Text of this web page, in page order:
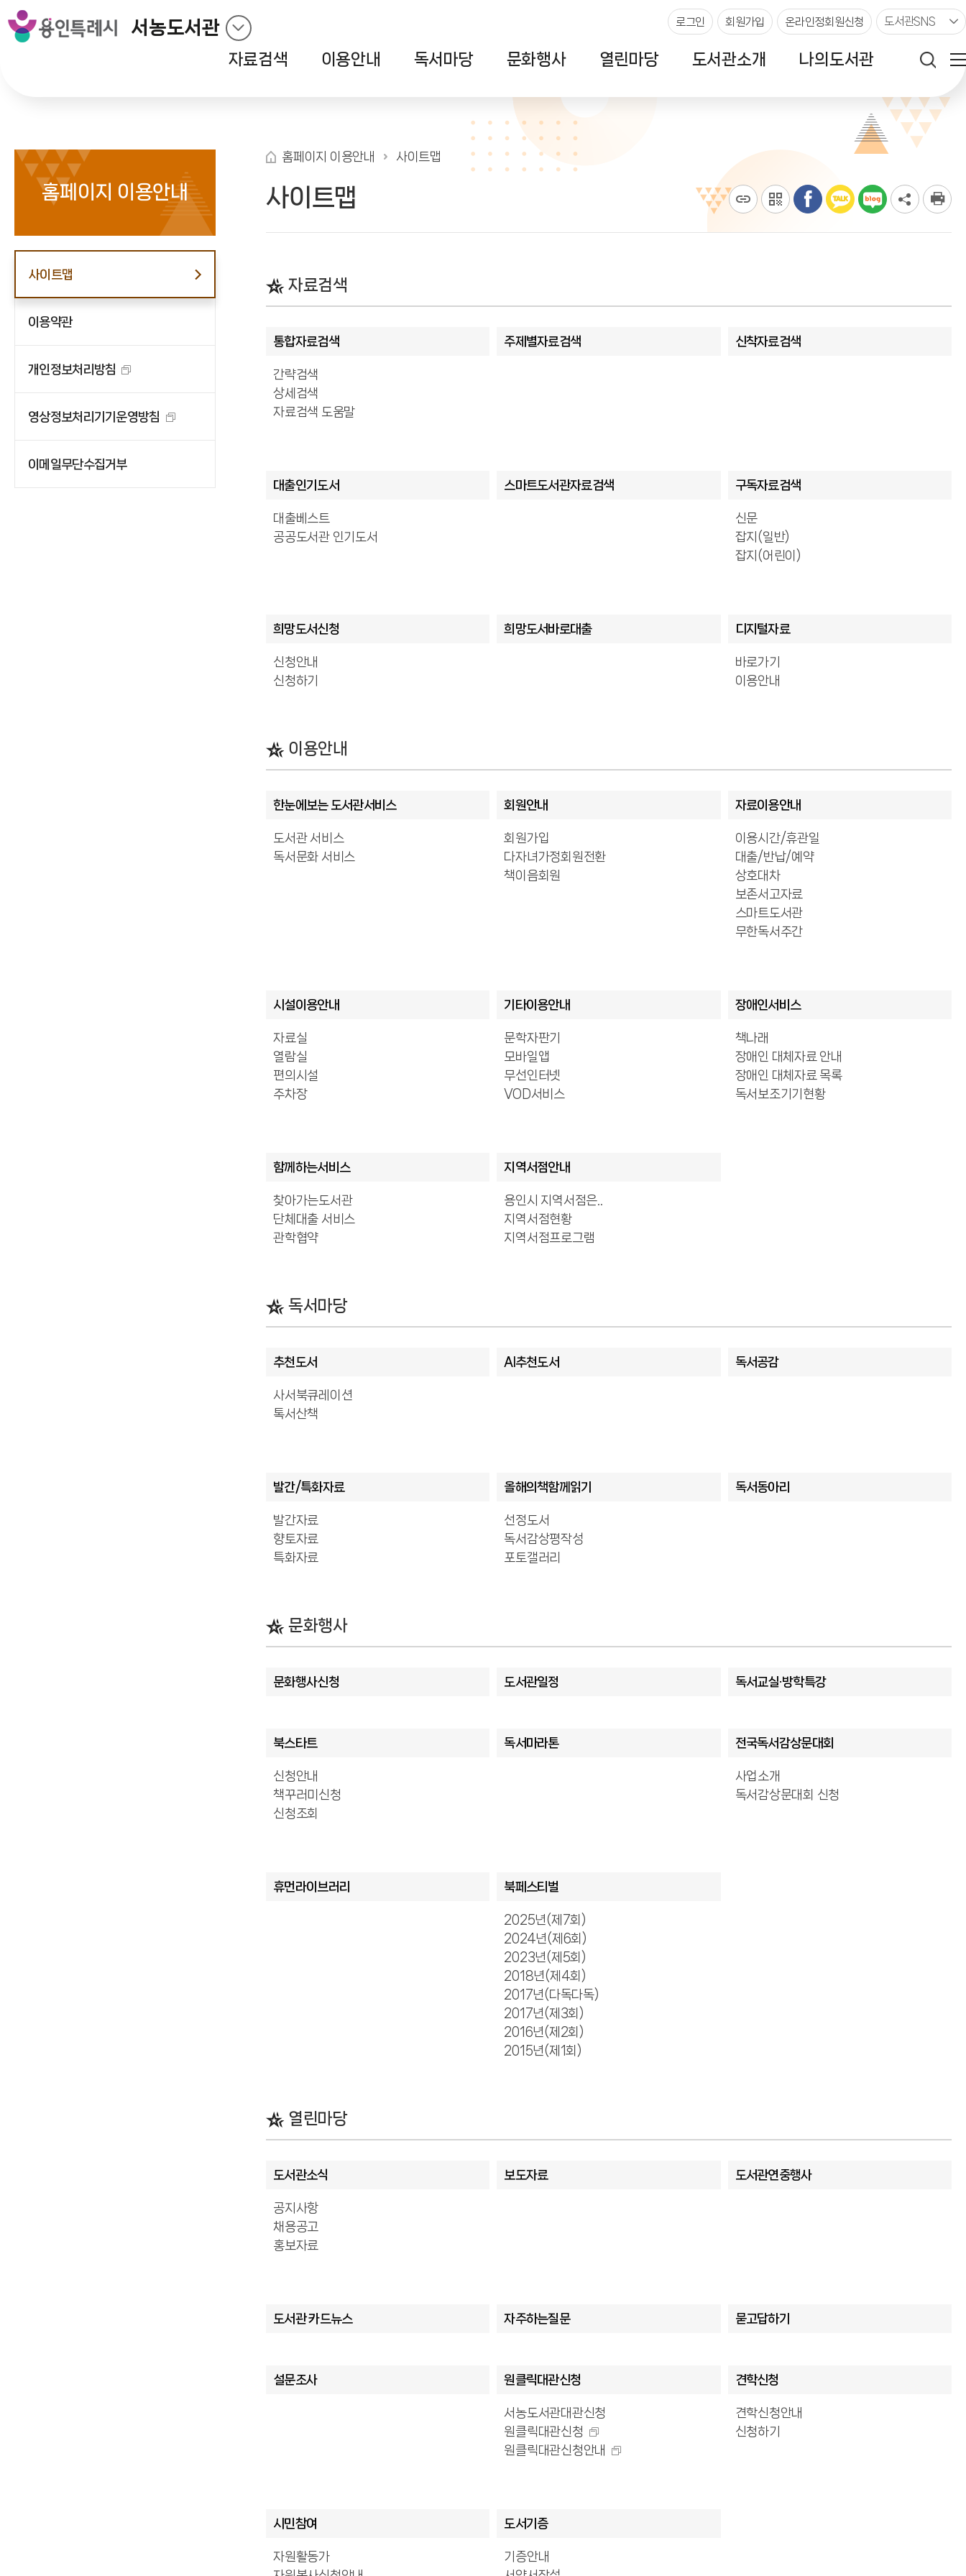
서농도서관 로그인 회원가입 온라인정회원신청 도서관SNS
자료검색 이용안내 독서마당 문화행사 열린마당 도서관소개 나의도서관
홈페이지 이용안내
사이트맵
이용약관
개인정보처리방침
영상정보처리기기운영방침
이메일무단수집거부
홈페이지 이용안내 사이트맵
사이트맵
자료검색
통합자료검색
간략검색
상세검색
자료검색 도움말
주제별자료검색 신착자료검색
대출인기도서
대출베스트
공공도서관 인기도서
스마트도서관자료검색 구독자료검색
신문
잡지(일반)
잡지(어린이)
희망도서신청
신청안내
신청하기
희망도서바로대출 디지털자료
바로가기
이용안내
이용안내
한눈에보는 도서관서비스
도서관 서비스
독서문화 서비스
회원안내
회원가입
다자녀가정회원전환
책이음회원
자료이용안내
이용시간/휴관일
대출/반납/예약
상호대차
보존서고자료
스마트도서관
무한독서주간
시설이용안내
자료실
열람실
편의시설
주차장
기타이용안내
문학자판기
모바일앱
무선인터넷
VOD서비스
장애인서비스
책나래
장애인 대체자료 안내
장애인 대체자료 목록
독서보조기기현황
함께하는서비스
찾아가는도서관
단체대출 서비스
관학협약
지역서점안내
용인시 지역서점은..
지역서점현황
지역서점프로그램
독서마당
추천도서
사서북큐레이션
톡서산책
AI추천도서 독서공감
발간/특화자료
발간자료
향토자료
특화자료
올해의책함께읽기
선정도서
독서감상평작성
포토갤러리
독서동아리
문화행사
문화행사신청 도서관일정 독서교실·방학특강
북스타트
신청안내
책꾸러미신청
신청조회
독서마라톤 전국독서감상문대회
사업소개
독서감상문대회 신청
휴먼라이브러리 북페스티벌
2025년(제7회)
2024년(제6회)
2023년(제5회)
2018년(제4회)
2017년(다독다독)
2017년(제3회)
2016년(제2회)
2015년(제1회)
열린마당
도서관소식
공지사항
채용공고
홍보자료
보도자료 도서관연중행사
도서관 카드뉴스 자주하는질문 묻고답하기
설문조사 원클릭대관신청
서농도서관대관신청
원클릭대관신청
원클릭대관신청안내
견학신청
견학신청안내
신청하기
시민참여
자원활동가
도서기증
기증안내